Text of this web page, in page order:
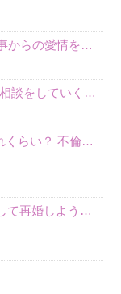
リコカツをしようと考えています。夫の事からの愛情を全く感じません。子供がいるので、子供が成長するまではと我慢しています。 まず、お金が必要だと考え、仕事の量も増やしました。ところが、夫は働かず、結局は
働く主婦、片思いをしています。 仕事の相談をしていくうちに、彼のことを好きになりました。私には夫も子供もいます。不倫をしているわけでもなく、もちろん、この気持ちは誰にも話していません。 ラインをする関
不倫ぶっちゃけトーク5弾！ 不倫してどれくらい？ 不倫のあれこれを、なんでもどうぞ♪♪
W不倫です。最近、彼のほうから、離婚して再婚しよう、と言ってきました。ハッキリいうと、そこまでは考えていませんでした。彼を好きな気持ちはあるし、彼なしの生活は考えられません。だけど、離婚して再婚すると